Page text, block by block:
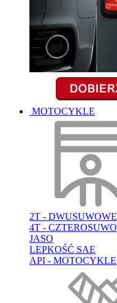
MOTOCYKLE
2T - DWUSUWOWE
4T -
JASO
LEPKOŚĆ SAE
API - MOTOCYKLE